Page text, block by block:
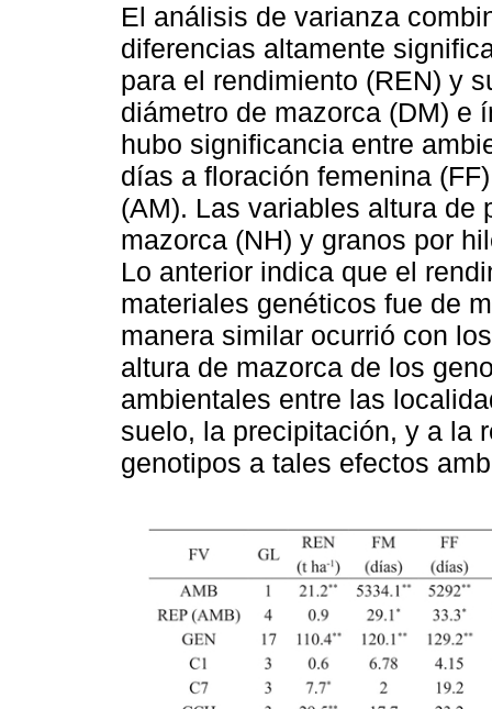
El análisis de varianza
diferencias altamente
para el rendimiento (REN) y
diámetro de mazorca (DM) e
hubo significancia entre
días a floración femenina
(AM). Las variables altura de
mazorca (NH) y granos por
Lo anterior indica que el
materiales genéticos fue de
manera similar ocurrió con
altura de mazorca de los
ambientales entre las
suelo, la precipitación, y a la
genotipos a tales efectos